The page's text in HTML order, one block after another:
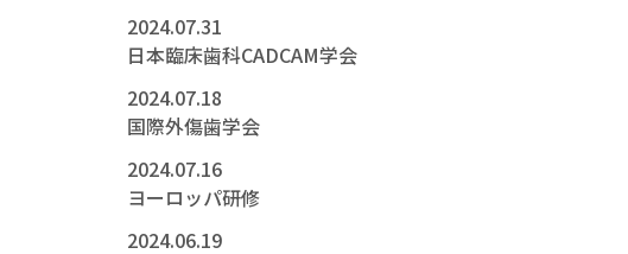
2024.07.31
日本臨床歯科CADCAM学会
2024.07.18
国際外傷歯学会
2024.07.16
ヨーロッパ研修
2024.06.19